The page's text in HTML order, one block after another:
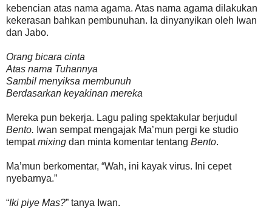
kebencian atas nama agama. Atas nama agama dilakukan
kekerasan bahkan pembunuhan. Ia dinyanyikan oleh Iwan
dan Jabo.
Orang bicara cinta
Atas nama Tuhannya
Sambil menyiksa membunuh
Berdasarkan keyakinan mereka
Mereka pun bekerja. Lagu paling spektakular berjudul
Bento. Iwan sempat mengajak Ma’mun pergi ke studio
tempatmixing dan minta komentar tentang Bento.
Ma’mun berkomentar, “Wah, ini kayak virus. Ini cepet
nyebarnya.”
“Iki piye Mas?” tanya Iwan.